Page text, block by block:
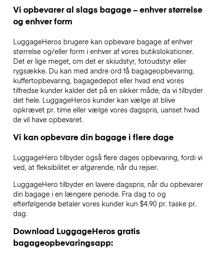
Vi opbevarer al slags bagage – enhver størrelse
og enhver form
LuggageHeros brugere kan opbevare bagage af enhver
størrelse og/eller form i enhver af vores butikslokationer.
Det er lige meget, om det er skiudstyr, fotoudstyr eller
rygsække. Du kan med andre ord få bagageopbevaring,
kuffertopbevaring, bagagedepot eller hvad end vores
tilfredse kunder kalder det på en sikker måde, da vi tilbyder
det hele. LuggageHeros kunder kan vælge at blive
opkrævet pr. time eller vælge vores dagspris, uanset hvad
de vil have opbevaret.
Vi kan opbevare din bagage i flere dage
LuggageHero tilbyder også flere dages opbevaring, fordi vi
ved, at fleksibilitet er afgørende, når du rejser.
LuggageHero tilbyder en lavere dagspris, når du opbevarer
din bagage i en længere periode. Fra dag to og
efterfølgende betaler vores kunder kun $4.90 pr. taske pr.
dag.
Download LuggageHeros gratis
bagageopbevaringsapp: